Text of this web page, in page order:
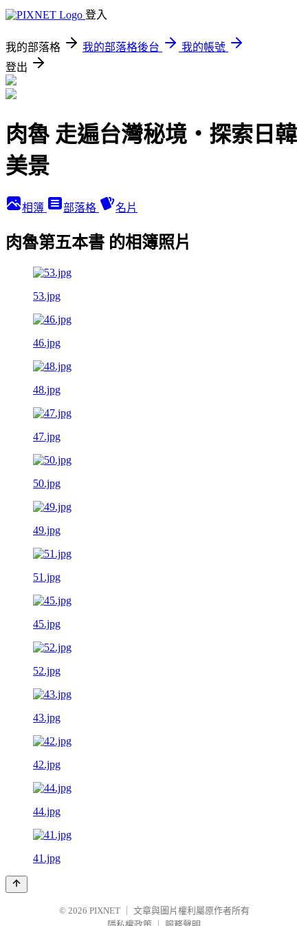
登入
我的部落格 我的部落格後台
我的帳號
登出
肉魯 走遍台灣秘境・探索日韓
美景
相簿 部落格 名片
肉魯第五本書 的相簿照片
53.jpg
46.jpg
48.jpg
47.jpg
50.jpg
49.jpg
51.jpg
45.jpg
52.jpg
43.jpg
42.jpg
44.jpg
41.jpg
© 2026 PIXNET
文章與圖片權利屬原作者所有